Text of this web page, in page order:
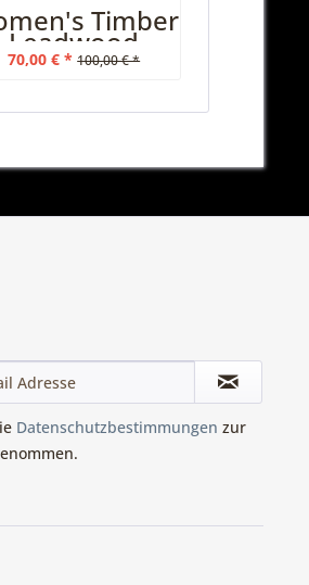
Timber
Leadwood
Katalox
70,00 € * 100,00 € *
Datenschutzbestimmungen zur